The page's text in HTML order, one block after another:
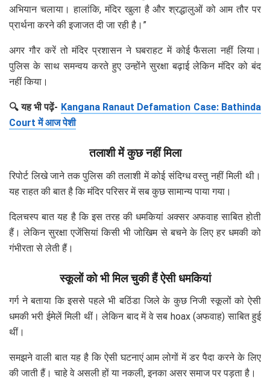
अभियान चलाया। हालांकि, मंदिर खुला है और श्रद्धालुओं को आम तौर पर
प्रार्थना करने की इजाजत दी जा रही है।”
अगर गौर करें तो मंदिर प्रशासन ने घबराहट में कोई फैसला नहीं लिया।
पुलिस के साथ समन्वय करते हुए उन्होंने सुरक्षा बढ़ाई लेकिन मंदिर को बंद
नहीं किया।
🔍 यह भी पढ़ें- Kangana Ranaut Defamation Case: Bathinda
Court में आज पेशी
तलाशी में कुछ नहीं मिला
रिपोर्ट लिखे जाने तक पुलिस की तलाशी में कोई संदिग्ध वस्तु नहीं मिली थी।
यह राहत की बात है कि मंदिर परिसर में सब कुछ सामान्य पाया गया।
दिलचस्प बात यह है कि इस तरह की धमकियां अक्सर अफवाह साबित होती
हैं। लेकिन सुरक्षा एजेंसियां किसी भी जोखिम से बचने के लिए हर धमकी को
गंभीरता से लेती हैं।
स्कूलों को भी मिल चुकी हैं ऐसी धमकियां
गर्ग ने बताया कि इससे पहले भी बठिंडा जिले के कुछ निजी स्कूलों को ऐसी
धमकी भरी ईमेलें मिली थीं। लेकिन बाद में वे सब hoax (अफवाह) साबित हुई
थीं।
समझने वाली बात यह है कि ऐसी घटनाएं आम लोगों में डर पैदा करने के लिए
की जाती हैं। चाहे वे असली हों या नकली, इनका असर समाज पर पड़ता है।